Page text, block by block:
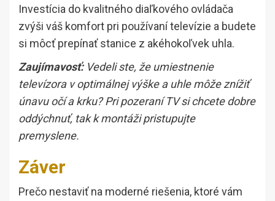
Investícia do kvalitného diaľkového ovládača
zvýši váš komfort pri používaní televízie a budete
si môcť prepínať stanice z akéhokoľvek uhla.
Zaujímavosť:Vedeli ste, že umiestnenie
televízora v optimálnej výške a uhle môže znížiť
únavu očí a krku? Pri pozeraní TV si chcete dobre
oddýchnuť, tak k montáži pristupujte
premyslene.
Záver
Prečo nestaviť na moderné riešenia, ktoré vám